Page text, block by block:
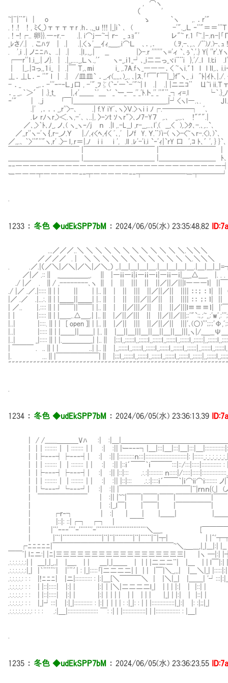
, ⌒ヽ
（ ' .ｒ
~|¨|¨"i | o ゝ ｀ヽ ,. ．r'"
. ! .! ! , ﾐく_）ттттr .h．.,_ｕ !!! |_|i` ､ ( -'"._,Ｌ ‐''"＝
. ! ｰ!┌.. 卵}}.―‐r.- .|. i⌒j―~┤ｒ- _ ｭｮ"' レ"~ r.1 ｢~.|-.ｎ-|
_ﾚさ/.| . こﾊﾂ | .| .|,<ゝ'＿ｲｨ_＿_.i⌒Ｌ ､．,． (.ｦ,-､,.､ /¨)ﾉ.)-､ｭ ! .|〈
. ',ｉ .| ノﾆﾆﾊ、 ..| .| .|l,.,_.| __ |〉-.r '''''''ヽ='ィ `､ぅ`,'.} Y{ ''ｒ'.Yヽiﾆ./'
┌─r''1.i__.| ノ}. | .|_,...._,Ｌヽ.,'´ ヽ‐_.ｉ1_┘､_i二二っ_ヾi¨¨i },'/..l l.ﾋ
｜ |_,.|ｺっ,,１i_ | .|￣ Ｔ,､mi i_ ,.7A.fヽ_―――．< ~ヽi.゛1 l l ｌl,.､
⊥．⊥L．‐ ''" l | .| /皿皿` ．_,ィ(,,,,､)_., ､|ｽ.｢｢￣「￣|__}ｆ"ヽ_ .i ^ﾄ|ｲﾄ､
- ．_ _,.．-'''ｰ-‐Ｌ」口 , -'"_ﾌζ(`ｰ'―`-'"~| l .| .| |ニニｺ¨ Ц~i ii.Ｔтl
．_ _,.｀＞´ | .}_ｔ_ |,ｨ'＿＿｀'＿`´_`ー_―_''_'ﾄ.ト_''_''"¨_┐ィ=.l └｀
‐'" | ._j ｢￣|＿＿＿＿＿＿＿＿＿＿＿＿＿_|┘<ヽl―.､. Ｊl.l ｌ.
.|' ,．．．_,r''>-､ .| ｆ.Y iYﾞ､ヽ〉Ｖ.>ヽi i ﾉ┌.────┐
.レ rﾉヽr,>＜.ヽ,-ﾞ､ ､..|, 〉‐ﾝt ｿヽr">､ノ7-Y７ ,.､
／､,>｀ﾄ､ﾉ_, ノ､( ヽ_ヽ‐/j ｎ .|l ,.-L__l ,r-__,..､l',(
／,,r''ヽ-'ヽ｛,r-_ノ.Ｙ |./,ｨ<ﾍ,ｲ< ﾞ､,' |ノf Y. Ｙ.¨)'i-( ヽ>-<~ヽr-.<)､)`､
／,,.､ ｀>''"''"ヽ,r' .〉- l,.r＝|.ﾉ i i i ', .ll .ﾚ'-'ｉ.i `‐'ｨ|`rY 口 ',ｺ ﾄ､´ ', } }`､
＿＿＿＿＿＿＿＿＿＿ |＿＿＿＿＿＿＿＿＿＿ |＿＿＿＿＿＿＿＿ ﾄ､
ｰ
ー―――┬―――――‐ｰ┬―――――ｰ‐┬──────ー┬───┘
1233 ： 冬色 ◆udEkSPP7bM ： 2024/06/05(水) 23:35:48.82
...／／／..＼ ＼ ＼ ＼ ＼ ＼ ＼ ＼ ＼ ＼ ＼ ＼.＼＼＼
／／／／ . | ＼ ＼ ＼ ＼ ＼ ＼ ＼ ＼ ＼ ＼ ＼ ＼.＼＼＼
. .／.|（／＼|／＼|／＼|／＼_） _.|＿|＿|＿|＿.|＿|＿|＿|＿.|＿
／|／ .::∥ _＿＿＿＿_. ∥ |―ｉｉ―ｉ|ｉ―ｉｉ―ｉ|―ｉｉ―ｉ|＿_△＿_ |. . .
./ |／ . ∥/ ,--------､ヽ ∥ | || ||| || ||／||／|||l―――ｌ| ||￣
./ |／ .／.|:::::∥| | || | |..∥ | || ||| ||／||／|| |||| ：：； ： ｌ| || (・
|／ .／ .|...:.∥| |＿＿||＿＿| |..∥ | || |||／||／|| || |||| ：： ；： ｌ| || ｲ
| ／.. |.::::∥| |￣￣||￣￣| |..∥ | ||／|||／|| || ||／|||l≡≡≡ｌ| |'
|｜ |:::::∥| |＿__..△＿_.| |..∥ |／||／||| || ||／||／
|..| |::::.∥| | [ open ]| | |..∥ |／|| ||| ||／||／|| |||'､
|..| |:::::∥| |＿＿||＿＿| |..∥ |＿||＿|||＿||＿||＿||＿|||_ヽ|/_＿__Ψ
|..| _|:::::∥| |.＿＿＿＿_| |..∥
| ￣￣￣ . ..∥| | ..| |..∥
|. ...∥|￣￣￣￣￣￣|∥
1234 ： 冬色 ◆udEkSPP7bM ： 2024/06/05(水) 23:36:13.39
| / /______＿＿＿Vﾊ :| :|＿|＿＿＿＿＿＿＿＿＿＿＿＿＿＿
| |｜::::::::｜｜::::::::｜| :| :|| |ーｰ‐ｰ┐|＿|:::|＿|:::|＿|:::|＿
| |├‐‐‐┤├‐‐‐┤| :| :|| |::::::::::ｎ:::|:::::::::::::::::::::::::::|:
| |｜::::::::｜｜::::::::｜| :| :|| |::ｉ´￣￣｀ｉ￣￣￣:::|::/
| |├‐‐‐┤├‐‐‐┤| :| :|| |::|::: .:.:|::::::::: ｎ:::::|/
| |｜::::::::｜｜::::::::｜| :| :|| |::|::: .:.:|::::ｉ´￣￣｀|ｉ⌒ii⌒ｉ
| |└‐‐‐┘└‐‐‐┘| :| :|| |￣￣￣￣￣￣￣￣￣￣|¨|ｒｎ
| ￣￣￣￣￣￣￣ | :|| |~~|￣￣|￣￣|￣￣|￣￣￣
| | :|_,l￣| |￣￣| |￣￣￣￣￣| |￣
| ┌ｒ‐┐ | :| | | |＿＿| |
| |::|: ::|┌┐ ┌┐ | ￣
| |¨'ｰ‐‐'¨'ｰ'¨¨¨'ｰ'¨¨¨¨¨¨¨¨¨¨¨¨¨ﾟ＼＿_ [￣￣￣￣￣￣
| |¨ﾞ|¨¨¨¨¨¨¨¨¨¨¨|¨|¨|¨¨¨¨¨|¨|¨¨¨|¨|┬| |
┌ﾆﾆﾆﾆﾆ|￣￣￣￣￣￣￣￣￣￣￣￣￣￣￣￣￣~＼_＿___,|_|___|:| |__
￣￣ﾞ| lﾆニ:| |ﾆ|三三三三三三三三三三三三三三三三三三| |ヽ ─|:|
.:.:.:.:.:.:| | ＿|_|_,,| |＿_ | | ＿|_|＿＿ | | | |二二二¨| |＿ | | l
.:.:.:.:.:.:|_| |｀¨¨¨ﾞ| |ﾟ¨´| : |_|:::::｢|二二二二| | | | |￣|＼_,,,| |＿＼|_|
.:.:.:.:.: : : |!ﾆﾆﾆ| |ニ|::::::::::: : |:|＿[＼￣￣￣＼ | |＼|__| |＿＿|
.:.:.:.:.: : : | |::|:::::| |:| | |:|｜|＼|二二二二l_| | | | |:| |
.:.:.:.:.: : : | |::|:::::| |:| | |:|｜| | | | | | | | |_| | |:| | |::| |
.:.:.:.:.: : : |_|┘:::| |:|_|:::::::::::: : |:|｜| | | : :|_|: : | | |:::::::::::::::|_|:| |:
.:.:.:.:.:.:.:.: : : : .:|＿|:::::::::::::::::::: ￣: :| | |:::::::::::::::| |
1235 ： 冬色 ◆udEkSPP7bM ： 2024/06/05(水) 23:36:23.55